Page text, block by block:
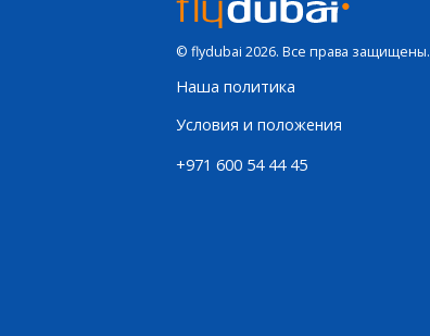
© flydubai 2026. Все права защищены.
Наша политика
Условия и положения
+971 600 54 44 45